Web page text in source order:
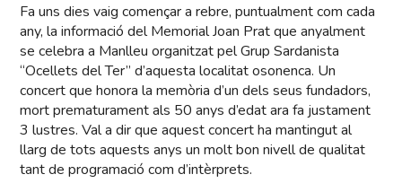
Fa uns dies vaig començar a rebre, puntualment com cada
any, la informació del Memorial Joan Prat que anyalment
se celebra a Manlleu organitzat pel Grup Sardanista
“Ocellets del Ter” d’aquesta localitat osonenca. Un
concert que honora la memòria d’un dels seus fundadors,
mort prematurament als 50 anys d’edat ara fa justament
3 lustres. Val a dir que aquest concert ha mantingut al
llarg de tots aquests anys un molt bon nivell de qualitat
tant de programació com d’intèrprets.